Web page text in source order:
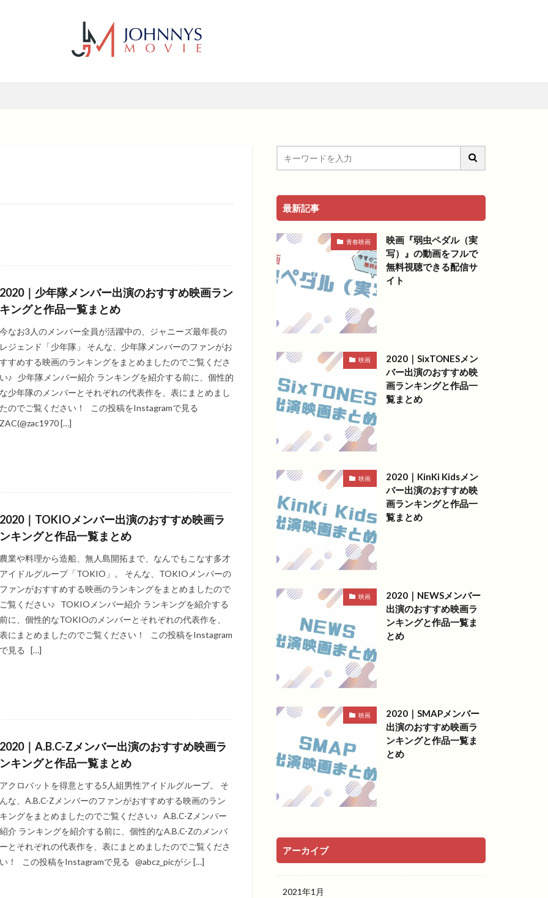
2020｜少年隊メンバー出演のおすすめ映画ラン
キングと作品一覧まとめ
今なお3人のメンバー全員が活躍中の、ジャニーズ最年長の
レジェンド「少年隊」 そんな、少年隊メンバーのファンがお
すすめする映画のランキングをまとめましたのでご覧くださ
い♪ 少年隊メンバー紹介 ランキングを紹介する前に、個性的
な少年隊のメンバーとそれぞれの代表作を、表にまとめまし
たのでご覧ください！ この投稿をInstagramで見る
ZAC(@zac1970 […]
2020｜TOKIOメンバー出演のおすすめ映画ラ
ンキングと作品一覧まとめ
農業や料理から造船、無人島開拓まで、なんでもこなす多才
アイドルグループ「TOKIO」。 そんな、TOKIOメンバーの
ファンがおすすめする映画のランキングをまとめましたので
ご覧ください♪ TOKIOメンバー紹介 ランキングを紹介する
前に、個性的なTOKIOのメンバーとそれぞれの代表作を、
表にまとめましたのでご覧ください！ この投稿をInstagram
で見る […]
2020｜A.B.C-Zメンバー出演のおすすめ映画ラ
ンキングと作品一覧まとめ
アクロバットを得意とする5人組男性アイドルグループ。 そ
んな、A.B.C-Zメンバーのファンがおすすめする映画のラン
キングをまとめましたのでご覧ください♪ A.B.C-Zメンバー
紹介 ランキングを紹介する前に、個性的なA.B.C-Zのメンバ
ーとそれぞれの代表作を、表にまとめましたのでご覧くださ
い！ この投稿をInstagramで見る @abcz_picがシ […]
最新記事
青春映画
映画『弱虫ペダル（実
写）』の動画をフルで
無料視聴できる配信サ
イト
映画
2020｜SixTONESメン
バー出演のおすすめ映
画ランキングと作品一
覧まとめ
映画
2020｜KinKi Kidsメン
バー出演のおすすめ映
画ランキングと作品一
覧まとめ
映画
2020｜NEWSメンバー
出演のおすすめ映画ラ
ンキングと作品一覧ま
とめ
映画
2020｜SMAPメンバー
出演のおすすめ映画ラ
ンキングと作品一覧ま
とめ
アーカイブ
2021年1月
コメディー映画 ヒューマンドラマ
ヒューマンドラマ映画
動画無料視聴 恋愛 恋愛映画